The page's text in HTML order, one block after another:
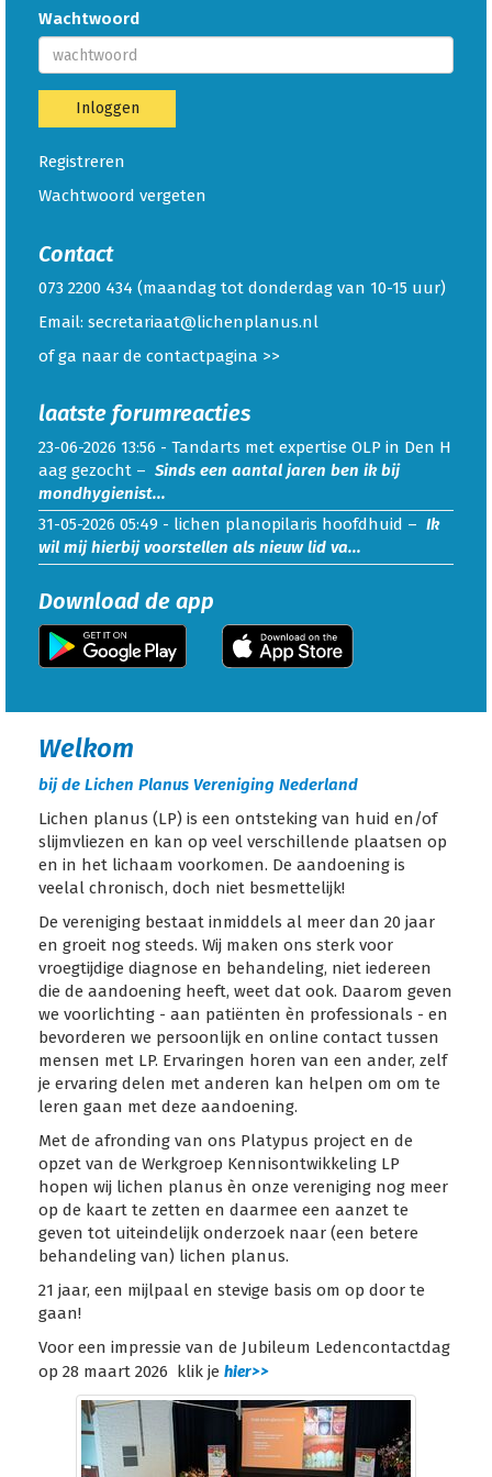
Wachtwoord
Inloggen
Registreren
Wachtwoord vergeten
Contact
073 2200 434 (maandag tot donderdag van 10-15 uur)
Email: taairaterces@lichenplanus.nl
of ga naar de contactpagina >>
laatste forumreacties
23-06-2026 13:56 - Tandarts met expertise OLP in Den H
aag gezocht – Sinds een aantal jaren ben ik bij
mondhygienist...
31-05-2026 05:49 - lichen planopilaris hoofdhuid – Ik
wil mij hierbij voorstellen als nieuw lid va...
Download de app
Welkom
bij de Lichen Planus Vereniging Nederland
Lichen planus (LP) is een ontsteking van huid en/of
slijmvliezen en kan op veel verschillende plaatsen op
en in het lichaam voorkomen. De aandoening is
veelal chronisch, doch niet besmettelijk!
De vereniging bestaat inmiddels al meer dan 20 jaar
en groeit nog steeds. Wij maken ons sterk voor
vroegtijdige diagnose en behandeling, niet iedereen
die de aandoening heeft, weet dat ook. Daarom geven
we voorlichting - aan patiënten èn professionals - en
bevorderen we persoonlijk en online contact tussen
mensen met LP. Ervaringen horen van een ander, zelf
je ervaring delen met anderen kan helpen om om te
leren gaan met deze aandoening.
Met de afronding van ons Platypus project en de
opzet van de Werkgroep Kennisontwikkeling LP
hopen wij lichen planus èn onze vereniging nog meer
op de kaart te zetten en daarmee een aanzet te
geven tot uiteindelijk onderzoek naar (een betere
behandeling van) lichen planus.
21 jaar, een mijlpaal en stevige basis om op door te
gaan!
Voor een impressie van de Jubileum Ledencontactdag
op 28 maart 2026 klik je hier>>